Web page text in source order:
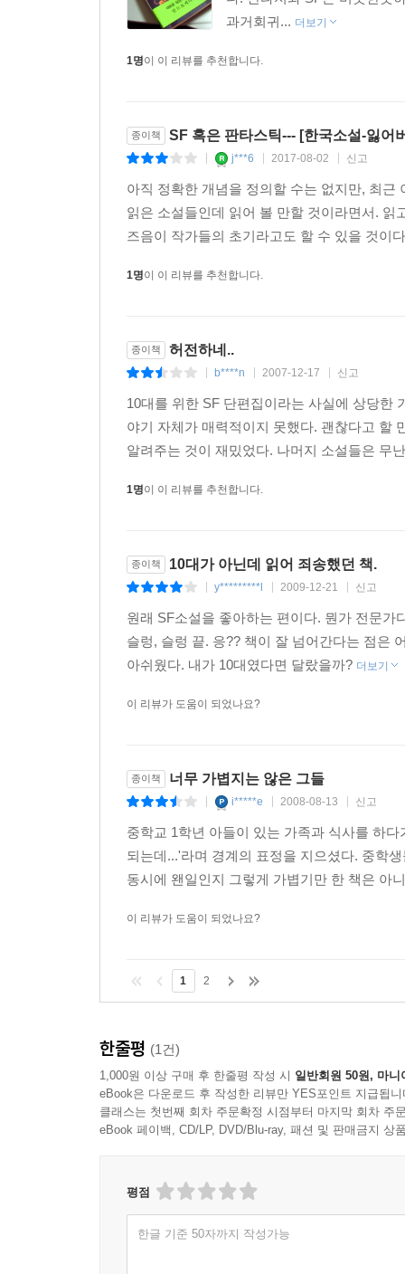
과거회귀... 더보기
1명이 이 리뷰를 추천합니다.
종이책 SF 혹은 판타스틱--- [한국소설-잃어
j***6 2017-08-02 신고
아직 정확한 개념을 정의할 수는 없지만, 최
읽은 소설들인데 읽어 볼 만할 것이라면서.
즈음이 작가들의 초기라고도 할 수 있을 것이
1명이 이 리뷰를 추천합니다.
종이책 허전하네..
b****n 2007-12-17 신고
10대를 위한 SF 단편집이라는 사실에 상당한
야기 자체가 매력적이지 못했다. 괜찮다고 할
알려주는 것이 재밌었다. 나머지 소설들은 무
1명이 이 리뷰를 추천합니다.
종이책 10대가 아닌데 읽어 죄송했던 책.
y*********l 2009-12-21 신고
원래 SF소설을 좋아하는 편이다. 뭔가 전문
슬렁, 슬렁 끝. 응?? 책이 잘 넘어간다는 점은
아쉬웠다. 내가 10대였다면 달랐을까? 더보기
이 리뷰가 도움이 되었나요?
종이책 너무 가볍지는 않은 그들
i*****e 2008-08-13 신고
중학교 1학년 아들이 있는 가족과 식사를 하
되는데...'라며 경계의 표정을 지으셨다. 중학
동시에 왠일인지 그렇게 가볍기만 한 책은 아
이 리뷰가 도움이 되었나요?
1 2
한줄평 (1건)
1,000원 이상 구매 후 한줄평 작성 시 일반회원 50원, 마니
eBook은 다운로드 후 작성한 리뷰만 YES포인트 지급됩니
클래스는 첫번째 회차 주문확정 시점부터 마지막 회차 주
eBook 페이백, CD/LP, DVD/Blu-ray, 패션 및 판매금지 상
평점
한글 기준 50자까지 작성가능